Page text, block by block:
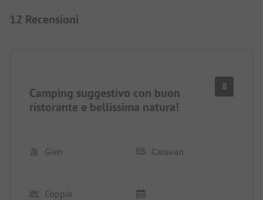
12 Recensioni
Camping suggestivo con buon
ristorante e bellissima natura!
8
Gien Caravan
Coppia